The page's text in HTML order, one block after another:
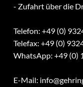
- Zufahrt über die
Telefon: +49 (0)
Telefax: +49 (0)
WhatsApp: +49 (0)
E-Mail: